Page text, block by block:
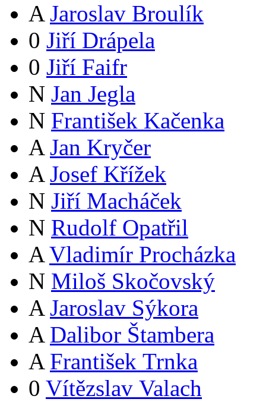
A Jaroslav Broulík
0 Jiří Drápela
0 Jiří Faifr
N Jan Jegla
N František Kačenka
A Jan Kryčer
A Josef Křížek
N Jiří Macháček
N Rudolf Opatřil
A Vladimír Procházka
N Miloš Skočovský
A Jaroslav Sýkora
A Dalibor Štambera
A František Trnka
0 Vítězslav Valach